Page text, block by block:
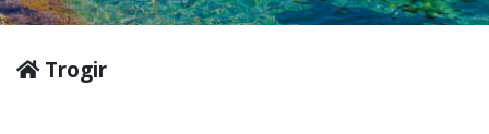
Trogir